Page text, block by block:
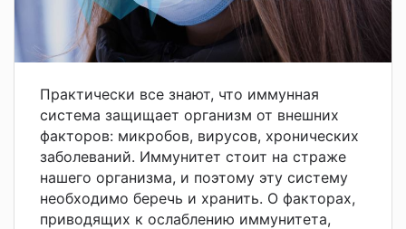
Практически все знают, что иммунная
система защищает организм от внешних
факторов: микробов, вирусов, хронических
заболеваний. Иммунитет стоит на страже
нашего организма, и поэтому эту систему
необходимо беречь и хранить. О факторах,
приводящих к ослаблению иммунитета,